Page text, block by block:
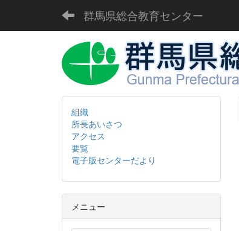
群馬県総合教育センター
組織
所長あいさつ
アクセス
要覧
電子版センターだより
メニュー